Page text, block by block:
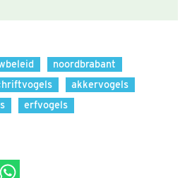
noordbrabant
akkervogels
erfvogels